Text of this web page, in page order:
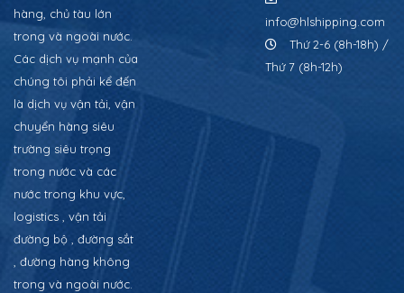
hàng, chủ tàu lớn
trong và ngoài nước.
Các dịch vụ mạnh của
chúng tôi phải kể đến
là dịch vụ vận tải, vận
chuyển hàng siêu
trường siêu trọng
trong nước và các
nước trong khu vực,
logistics , vận tải
đường bộ , đường sắt
, đường hàng không
trong và ngoài nước.
info@hlshipping.com
Thứ 2-6 (8h-18h) /
Thứ 7 (8h-12h)